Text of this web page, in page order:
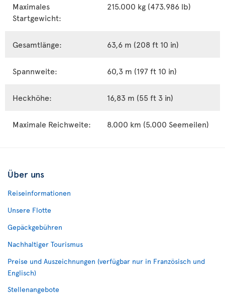
Maximales
Startgewicht:
215.000 kg (473.986 lb)
Gesamtlänge: 63,6 m (208 ft 10 in)
Spannweite: 60,3 m (197 ft 10 in)
Heckhöhe: 16,83 m (55 ft 3 in)
Maximale Reichweite: 8.000 km (5.000 Seemeilen)
Über uns
Reiseinformationen
Unsere Flotte
Gepäckgebühren
Nachhaltiger Tourismus
Preise und Auszeichnungen (verfügbar nur in Französisch und
Englisch)
Stellenangebote